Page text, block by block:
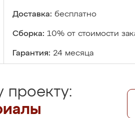
Доставка: бесплатно
Сборка: 10% от стоимости
Гарантия: 24 месяца
проекту: